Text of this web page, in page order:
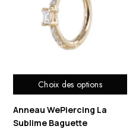
Choix des options
Anneau WePiercing La
Sublime Baguette